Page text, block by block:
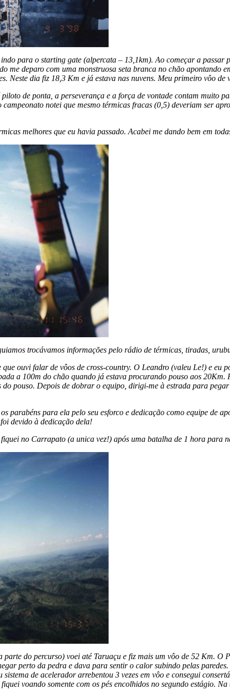
para o starting gate (alpercata – 13,1km). Ao começar a
me deparo com uma monstruosa seta branca no chão apontando
Neste dia fiz 18,3 Km e já estava nas nuvens. Meu primeiro vôo
de ponta, a perseverança e a força de vontade contam muito
notei que mesmo térmicas fracas (0,5) deveriam ser
melhores que eu havia passado. Acabei me dando bem em
trocávamos informações pelo rádio de térmicas, tiradas,
ouvi falar de vôos de cross-country. O Leandro (valeu Le!) e eu
a 100m do chão quando já estava procurando pouso aos
pouso. Depois de dobrar o equipo, dirigi-me à estrada para
parabéns para ela pelo seu esforco e dedicação como equipe de
devido à dedicação dela!
no Carrapato (a unica vez!) após uma batalha de 1 hora para
do percurso) voei até Taruaçu e fiz mais um vôo de 52 Km.
perto da pedra e dava para sentir o calor subindo pelas
de acelerador arrebentou 3 vezes em vôo e consegui
voando somente com os pés encolhidos no segundo estágio.